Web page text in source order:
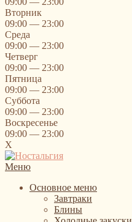
Вторник
09:00 — 23:00
Среда
09:00 — 23:00
Четверг
09:00 — 23:00
Пятница
09:00 — 23:00
Суббота
09:00 — 23:00
Воскресенье
09:00 — 23:00
X
Меню
Основное меню
Завтраки
Блины